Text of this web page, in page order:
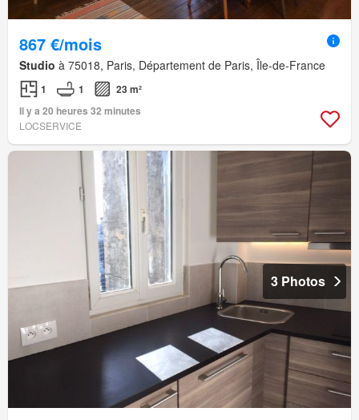
867 €/mois
Studio à 75018, Paris, Département de Paris, Île-de-France
1 1
23 m²
Il y a 20 heures 32 minutes
LOCSERVICE
3 Photos